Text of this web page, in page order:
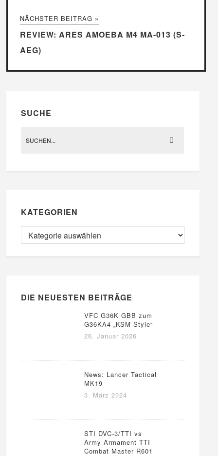
NÄCHSTER BEITRAG »
REVIEW: ARES AMOEBA M4 MA-013 (S-
AEG)
SUCHE
KATEGORIEN
DIE NEUESTEN BEITRÄGE
VFC G36K GBB zum
G36KA4 „KSM Style“
26. Januar 2026
News: Lancer Tactical
MK19
3. März 2024
STI DVC-3/TTI vs
Army Armament TTI
Combat Master R601